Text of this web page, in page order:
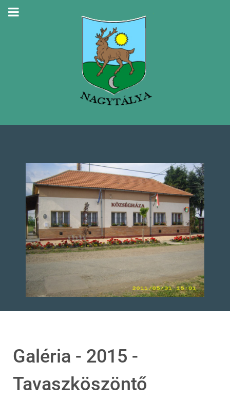
Galéria - 2015 -
Tavaszköszöntő